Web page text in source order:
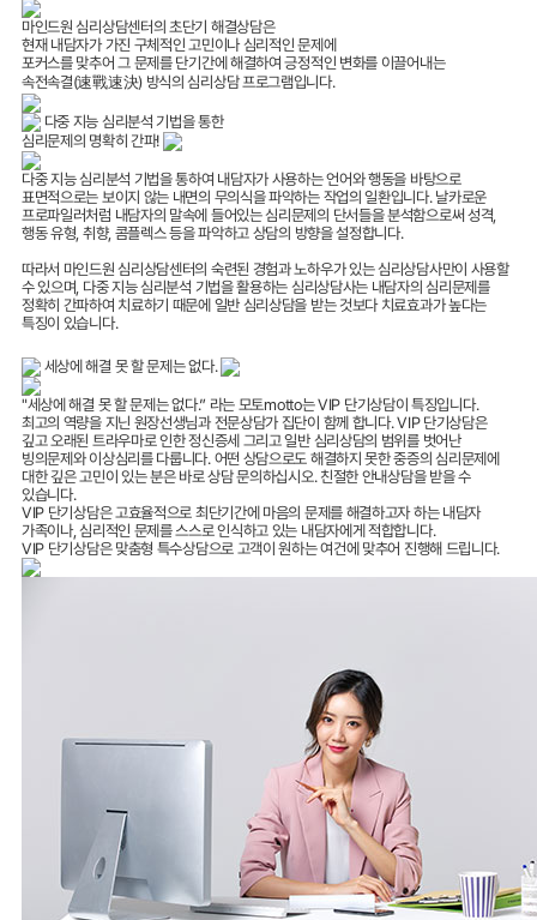
마인드원 심리상담센터의 초단기 해결상담은
현재 내담자가 가진 구체적인 고민이나 심리적인 문제에
포커스를 맞추어 그 문제를 단기간에 해결하여 긍정적인 변화를 이끌어내는
속전속결(速戰速決) 방식의 심리상담 프로그램입니다.
다중 지능 심리분석 기법을 통한
심리문제의 명확히 간파!
다중 지능 심리분석 기법을 통하여 내담자가 사용하는 언어와 행동을 바탕으로
표면적으로는 보이지 않는 내면의 무의식을 파악하는 작업의 일환입니다. 날카로운
프로파일러처럼 내담자의 말속에 들어있는 심리문제의 단서들을 분석함으로써 성격,
행동 유형, 취향, 콤플렉스 등을 파악하고 상담의 방향을 설정합니다.
따라서 마인드원 심리상담센터의 숙련된 경험과 노하우가 있는 심리상담사만이 사용할
수 있으며, 다중 지능 심리분석 기법을 활용하는 심리상담사는 내담자의 심리문제를
정확히 간파하여 치료하기 때문에 일반 심리상담을 받는 것보다 치료효과가 높다는
특징이 있습니다.
세상에 해결 못 할 문제는 없다.
"세상에 해결 못 할 문제는 없다.” 라는 모토motto는 VIP 단기상담이 특징입니다.
최고의 역량을 지닌 원장선생님과 전문상담가 집단이 함께 합니다. VIP 단기상담은
깊고 오래된 트라우마로 인한 정신증세 그리고 일반 심리상담의 범위를 벗어난
빙의문제와 이상심리를 다룹니다. 어떤 상담으로도 해결하지 못한 중증의 심리문제에
대한 깊은 고민이 있는 분은 바로 상담 문의하십시오. 친절한 안내상담을 받을 수
있습니다.
VIP 단기상담은 고효율적으로 최단기간에 마음의 문제를 해결하고자 하는 내담자
가족이나, 심리적인 문제를 스스로 인식하고 있는 내담자에게 적합합니다.
VIP 단기상담은 맞춤형 특수상담으로 고객이 원하는 여건에 맞추어 진행해 드립니다.